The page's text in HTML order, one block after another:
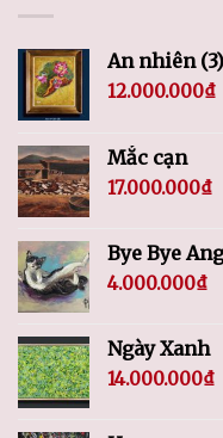
An nhiên (3)
12.000.000₫
Mắc cạn
17.000.000₫
Bye Bye
4.000.000₫
Ngày Xanh
14.000.000₫